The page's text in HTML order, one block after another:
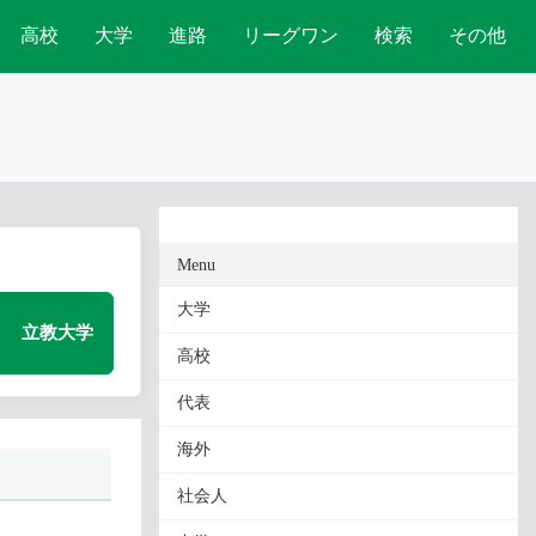
高校 大学 進路 リーグワン 検索 その他
立教大学
Menu
大学
高校
代表
海外
社会人